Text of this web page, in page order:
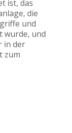
ist, das
die
und
wurde, und
in der
zum